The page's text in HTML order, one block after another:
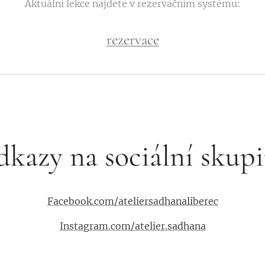
Aktuální lekce najdete v rezervačním systému:
rezervace
na sociální
Facebook.com/ateliersadhanaliberec
Instagram.com/atelier.sadhana